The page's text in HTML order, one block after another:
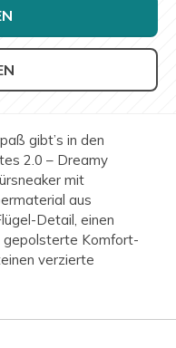
gibt’s in den
2.0 – Dreamy
mit
aus
Detail, einen
gepolsterte Komfort-
verzierte